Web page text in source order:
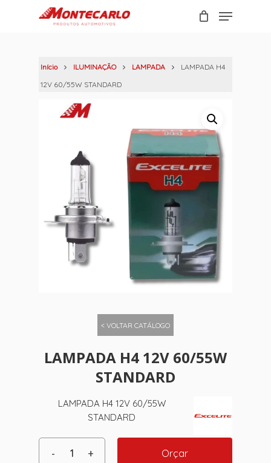
Menu
Carrinho
Início ILUMINAÇÃO LAMPADA
LAMPADA H4
12V 60/55W STANDARD
< VOLTAR CATÁLOGO
LAMPADA H4 12V 60/55W
STANDARD
LAMPADA H4 12V 60/55W
STANDARD
Orçar